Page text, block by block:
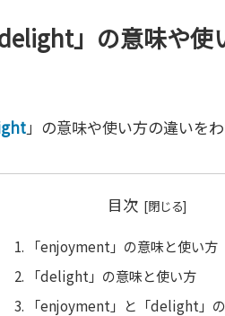
」の意味や使
」の意味や使い方の違いを
目次
「enjoyment」の意味と使い方
「delight」の意味と使い方
「enjoyment」と「delight」